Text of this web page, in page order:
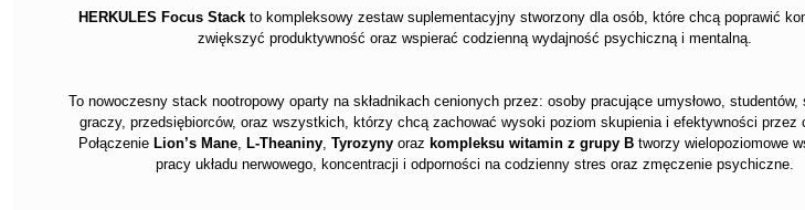
HERKULES Focus Stack to kompleksowy zestaw suplementacyjny stworzony dla osób, które chcą poprawić
zwiększyć produktywność oraz wspierać codzienną wydajność psychiczną i mentalną.
To nowoczesny stack nootropowy oparty na składnikach cenionych przez: osoby pracujące umysłowo, studentów,
graczy, przedsiębiorców, oraz wszystkich, którzy chcą zachować wysoki poziom skupienia i efektywności przez
Połączenie Lion’s Mane, L-Theaniny, Tyrozynyoraz kompleksu witamin z grupy Btworzy wielopoziomowe
pracy układu nerwowego, koncentracji i odporności na codzienny stres oraz zmęczenie psychiczne.